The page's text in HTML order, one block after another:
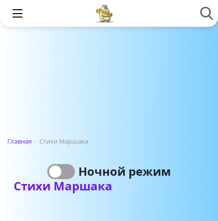
Главная › Стихи Маршака
Ночной режим
Стихи Маршака